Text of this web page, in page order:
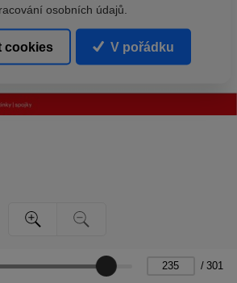
/ 301
osobních údajů.
cookies V pořádku